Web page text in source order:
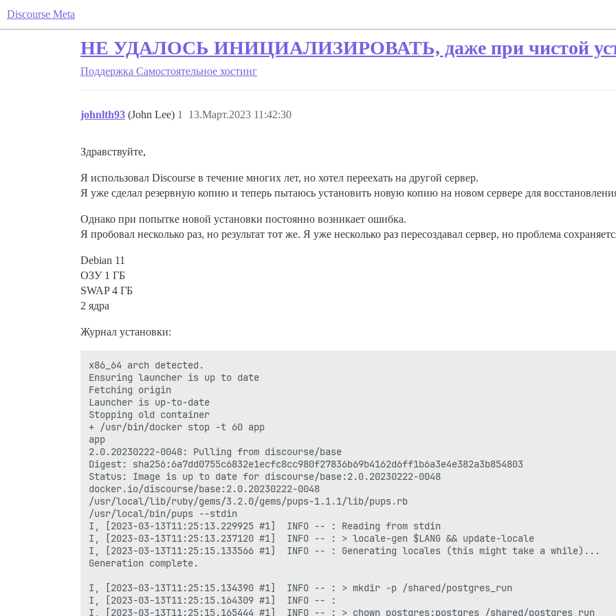
Discourse Meta
НЕ УДАЛОСЬ ИНИЦИАЛИЗИРОВАТЬ, даже при чистой
Поддержка Самостоятельное хостинг
johnlth93 (John Lee) 13.Март.2023 11:42:30
1
Здравствуйте,
Я использовал Discourse в течение многих лет, но хотел переехать на другой сервер.
Я уже сделал резервную копию и теперь пытаюсь установить новую копию на новом сервере для
Однако при попытке новой установки постоянно возникает ошибка.
Я пробовал несколько раз, но результат тот же. Я уже несколько раз пересоздавал сервер, но проблема
Debian 11
ОЗУ 1 ГБ
SWAP 4 ГБ
2 ядра
Журнал установки:
x86_64 arch detected.
Ensuring launcher is up to date
Fetching origin
Launcher is up-to-date
Stopping old container
+ /usr/bin/docker stop -t 60 app
app
2.0.20230222-0048: Pulling from discourse/base
Digest: sha256:6a7dd0755c6832e1ecfc8cc980f27836b69b4162d6ff1b6a3e4e382a3b854803
Status: Image is up to date for discourse/base:2.0.20230222-0048
docker.io/discourse/base:2.0.20230222-0048
/usr/local/lib/ruby/gems/3.2.0/gems/pups-1.1.1/lib/pups.rb
/usr/local/bin/pups --stdin
I, [2023-03-13T11:25:13.229925 #1]  INFO -- : Reading from stdin
I, [2023-03-13T11:25:13.237120 #1]  INFO -- : > locale-gen $LANG && update-locale
I, [2023-03-13T11:25:15.133566 #1]  INFO -- : Generating locales (this might take a while)...
Generation complete.
I, [2023-03-13T11:25:15.134390 #1]  INFO -- : > mkdir -p /shared/postgres_run
I, [2023-03-13T11:25:15.164309 #1]  INFO -- :
I, [2023-03-13T11:25:15.165444 #1]  INFO -- : > chown postgres:postgres /shared/postgres_run